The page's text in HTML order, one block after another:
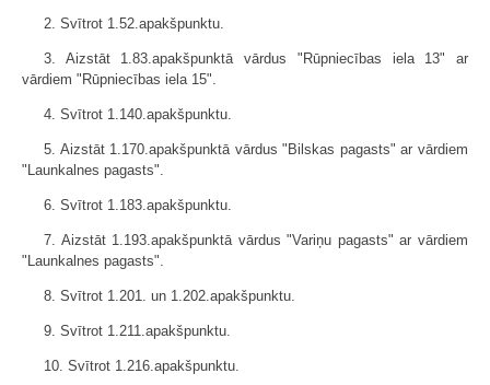
2. Svītrot 1.52.apakšpunktu.
3. Aizstāt 1.83.apakšpunktā vārdus "Rūpniecības iela 13" ar
vārdiem "Rūpniecības iela 15".
4. Svītrot 1.140.apakšpunktu.
5. Aizstāt 1.170.apakšpunktā vārdus "Bilskas pagasts" ar vārdiem
"Launkalnes pagasts".
6. Svītrot 1.183.apakšpunktu.
7. Aizstāt 1.193.apakšpunktā vārdus "Variņu pagasts" ar vārdiem
"Launkalnes pagasts".
8. Svītrot 1.201. un 1.202.apakšpunktu.
9. Svītrot 1.211.apakšpunktu.
10. Svītrot 1.216.apakšpunktu.